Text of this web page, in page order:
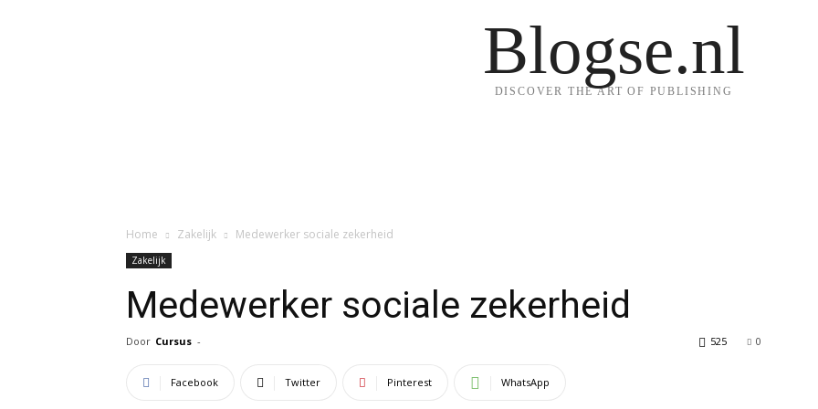
Blogse.nl
DISCOVER THE ART OF PUBLISHING
Home Zakelijk Medewerker sociale zekerheid
Zakelijk
Medewerker sociale zekerheid
Door Cursus - 0
525
Facebook Twitter Pinterest WhatsApp